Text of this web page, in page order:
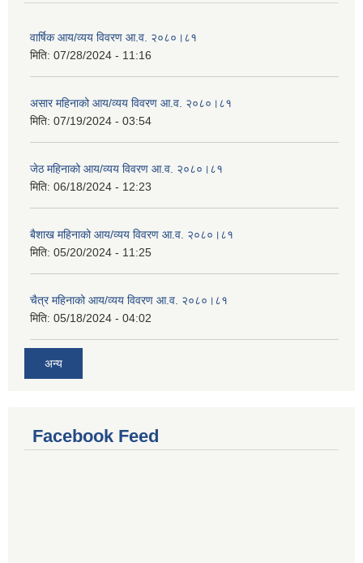
वार्षिक आय/व्यय विवरण आ.व. २०८०।८१
मिति: 07/28/2024 - 11:16
असार महिनाको आय/व्यय विवरण आ.व. २०८०।८१
मिति: 07/19/2024 - 03:54
जेठ महिनाको आय/व्यय विवरण आ.व. २०८०।८१
मिति: 06/18/2024 - 12:23
बैशाख महिनाको आय/व्यय विवरण आ.व. २०८०।८१
मिति: 05/20/2024 - 11:25
चैत्र महिनाको आय/व्यय विवरण आ.व. २०८०।८१
मिति: 05/18/2024 - 04:02
अन्य
Facebook Feed